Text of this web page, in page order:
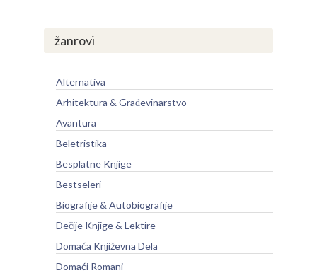
žanrovi
Alternativa
Arhitektura & Građevinarstvo
Avantura
Beletristika
Besplatne Knjige
Bestseleri
Biografije & Autobiografije
Dečije Knjige & Lektire
Domaća Književna Dela
Domaći Romani